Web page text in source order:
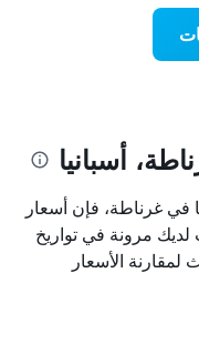
أسبانيا
في غرناطة، فإن أسعار
لديك مرونة في تواريخ
الأسعار